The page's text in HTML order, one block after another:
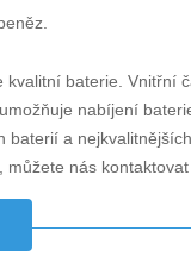
kvalitní baterie. Vnitřní
nabíjení
a
, můžete nás